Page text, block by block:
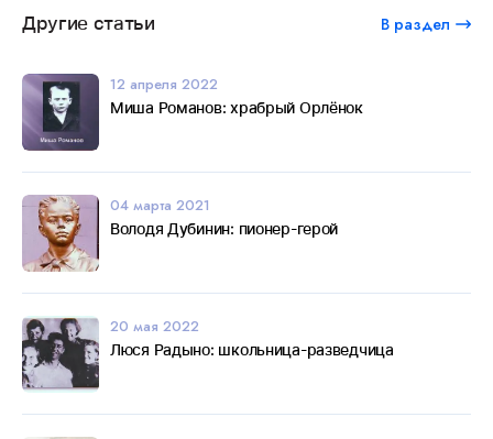
Другие статьи В раздел
12 апреля 2022
Миша Романов: храбрый Орлёнок
04 марта 2021
Володя Дубинин: пионер-герой
20 мая 2022
Люся Радыно: школьница-разведчица